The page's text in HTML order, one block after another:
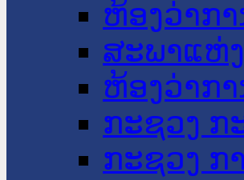
ຫ້ອງວ່າກ
ສະພາແຫ່
ຫ້ອງວ່າກ
ກະຊວງ ກ
ກະຊວງ ກ